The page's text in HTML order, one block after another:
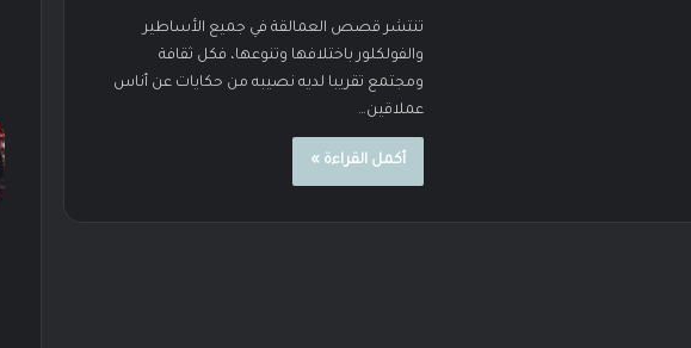
تنتشر قصص العمالقة في جميع الأساطير
والفولكلور باختلافها وتنوعها، فكل ثقافة
ومجتمع تقريبا لديه نصيبه من حكايات عن أناس
عملاقين…
أكمل القراءة »